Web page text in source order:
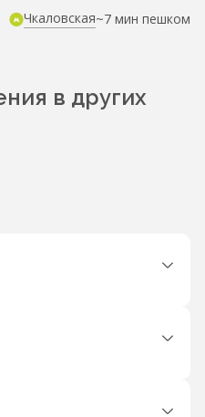
Чкаловская~7 мин пешком
в других